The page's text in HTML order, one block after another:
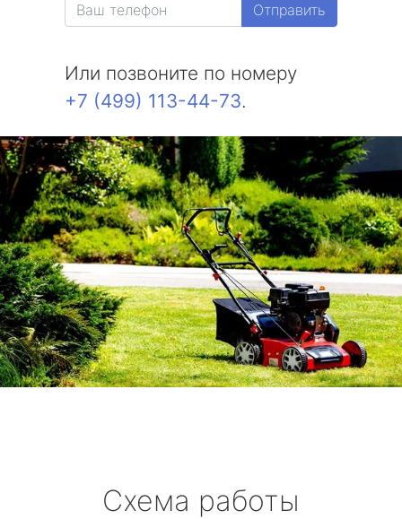
Отправить
Или позвоните по номеру
+7 (499) 113-44-73.
Схема работы